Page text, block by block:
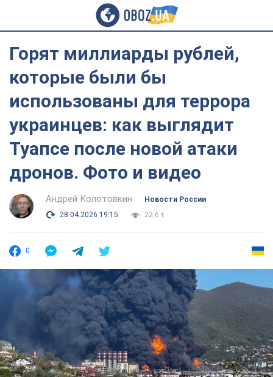
Горят миллиарды рублей,
которые были бы
использованы для террора
украинцев: как выглядит
Туапсе после новой атаки
дронов. Фото и видео
Андрей Колотовкин
Новости России
28.04.2026 19:15
22,6 т.
0